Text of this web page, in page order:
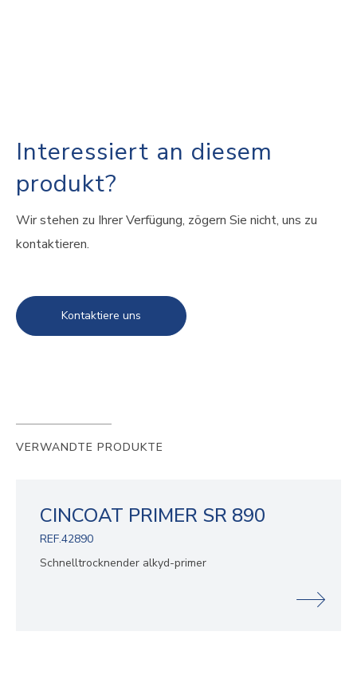
Interessiert an diesem
produkt?
Wir stehen zu Ihrer Verfügung, zögern Sie nicht, uns zu
kontaktieren.
Kontaktiere uns
VERWANDTE PRODUKTE
CINCOAT PRIMER SR 890
REF.42890
Schnelltrocknender alkyd-primer